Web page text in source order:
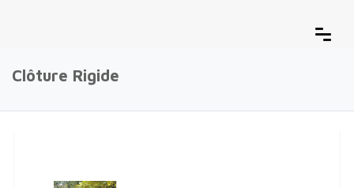
Clôture Rigide